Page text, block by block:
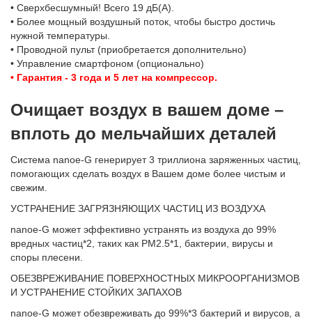
• Сверхбесшумный! Всего 19 дБ(A).
• Более мощный воздушный поток, чтобы быстро достичь
нужной температуры.
• Проводной пульт (приобретается дополнительно)
• Управление смартфоном (опционально)
• Гарантия - 3 года и 5 лет на компрессор.
Очищает воздух в вашем доме –
вплоть до мельчайших деталей
Система nanoe-G генерирует 3 триллиона заряженных частиц,
помогающих сделать воздух в Вашем доме более чистым и
свежим.
УСТРАНЕНИЕ ЗАГРЯЗНЯЮЩИХ ЧАСТИЦ ИЗ ВОЗДУХА
nanoe-G может эффективно устранять из воздуха до 99%
вредных частиц*2, таких как PM2.5*1, бактерии, вирусы и
споры плесени.
ОБЕЗВРЕЖИВАНИЕ ПОВЕРХНОСТНЫХ МИКРООРГАНИЗМОВ
И УСТРАНЕНИЕ СТОЙКИХ ЗАПАХОВ
nanoe-G может обезвреживать до 99%*3 бактерий и вирусов, а